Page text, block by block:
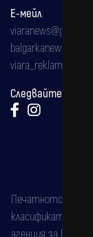
Е-мейл
Следвайте ни:
Печатното
класификатор на
агенция за ISSN)